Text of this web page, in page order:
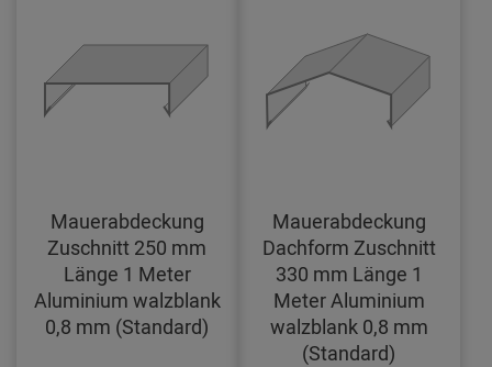
Mauerabdeckung
Zuschnitt 250 mm
Länge 1 Meter
Aluminium walzblank
0,8 mm (Standard)
Mauerabdeckung
Dachform Zuschnitt
330 mm Länge 1
Meter Aluminium
walzblank 0,8 mm
(Standard)